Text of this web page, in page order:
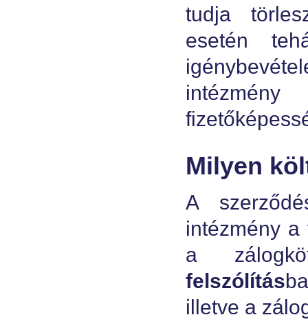
tudja
esetén
Milyen
A
intézmény a
a
felszólítás
illetve a